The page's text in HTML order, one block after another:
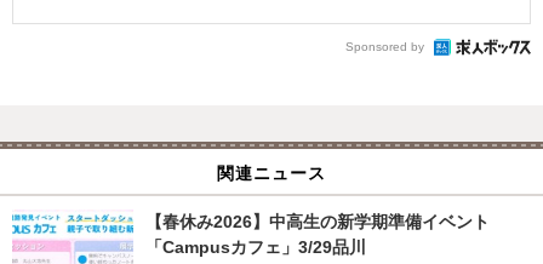
Sponsored by
関連ニュース
【春休み2026】中高生の新学期準備イベント
「Campusカフェ」3/29品川